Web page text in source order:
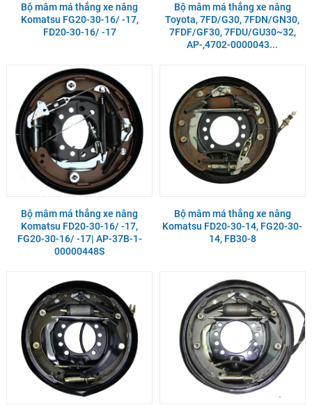
Bộ mâm má thắng xe nâng
Komatsu FG20-30-16/ -17,
FD20-30-16/ -17
Bộ mâm má thắng xe nâng
Toyota, 7FD/G30, 7FDN/GN30,
7FDF/GF30, 7FDU/GU30~32,
AP-,4702-0000043...
Bộ mâm má thắng xe nâng
Komatsu FD20-30-16/ -17,
FG20-30-16/ -17| AP-37B-1-
00000448S
Bộ mâm má thắng xe nâng
Komatsu FD20-30-14, FG20-30-
14, FB30-8